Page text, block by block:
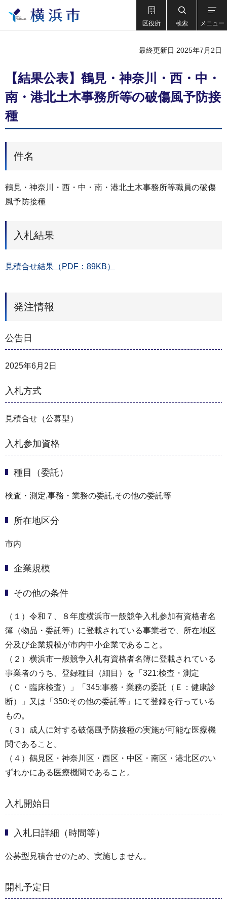
区役所 検索 メニュー
最終更新日 2025年7月2日
【結果公表】鶴見・神奈川・西・中・
南・港北土木事務所等の破傷風予防接
種
件名
鶴見・神奈川・西・中・南・港北土木事務所等職員の破傷
風予防接種
入札結果
見積合せ結果（PDF：89KB）
発注情報
公告日
2025年6月2日
入札方式
見積合せ（公募型）
入札参加資格
種目（委託）
検査・測定,事務・業務の委託,その他の委託等
所在地区分
市内
企業規模
その他の条件
（１）令和７、８年度横浜市一般競争入札参加有資格者名
簿（物品・委託等）に登載されている事業者で、所在地区
分及び企業規模が市内中小企業であること。
（２）横浜市一般競争入札有資格者名簿に登載されている
事業者のうち、登録種目（細目）を「321:検査・測定
（Ｃ・臨床検査）」「345:事務・業務の委託（Ｅ：健康診
断）」又は「350:その他の委託等」にて登録を行っている
もの。
（３）成人に対する破傷風予防接種の実施が可能な医療機
関であること。
（４）鶴見区・神奈川区・西区・中区・南区・港北区のい
ずれかにある医療機関であること。
入札開始日
入札日詳細（時間等）
公募型見積合せのため、実施しません。
開札予定日